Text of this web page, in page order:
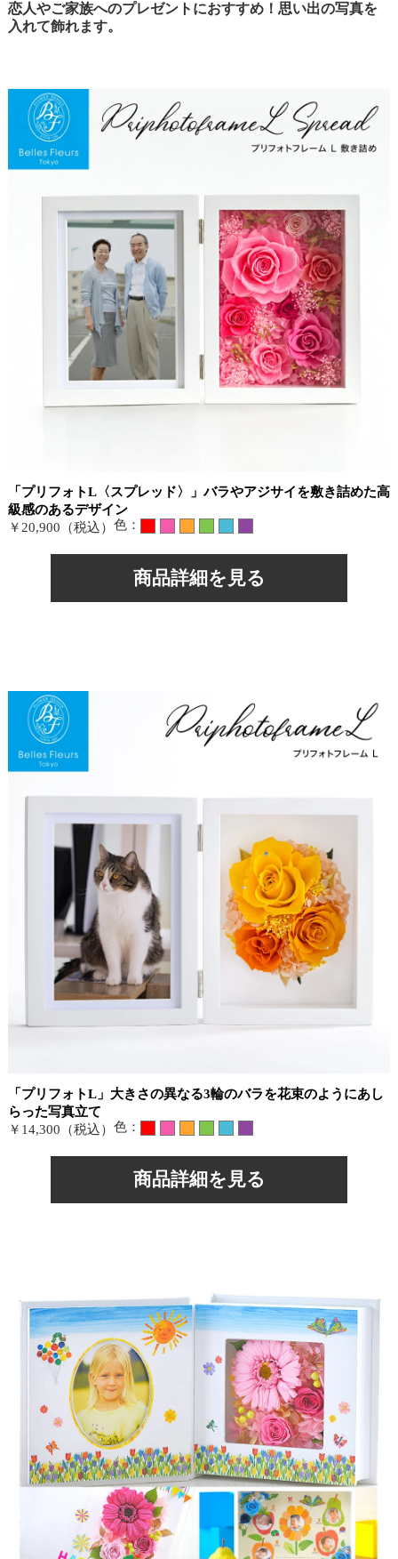
恋人やご家族へのプレゼントにおすすめ！思い出の写真を
入れて飾れます。
「プリフォトL〈スプレッド〉」バラやアジサイを敷き詰めた高
級感のあるデザイン
￥20,900（税込） 色：
商品詳細を見る
「プリフォトL」大きさの異なる3輪のバラを花束のようにあし
らった写真立て
￥14,300（税込） 色：
商品詳細を見る